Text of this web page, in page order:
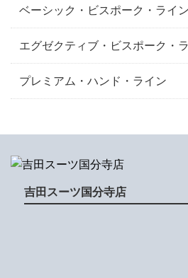
ベーシック・ビスポーク・ライン
エグゼクティブ・ビスポーク・
プレミアム・ハンド・ライン
吉田スーツ国分寺店